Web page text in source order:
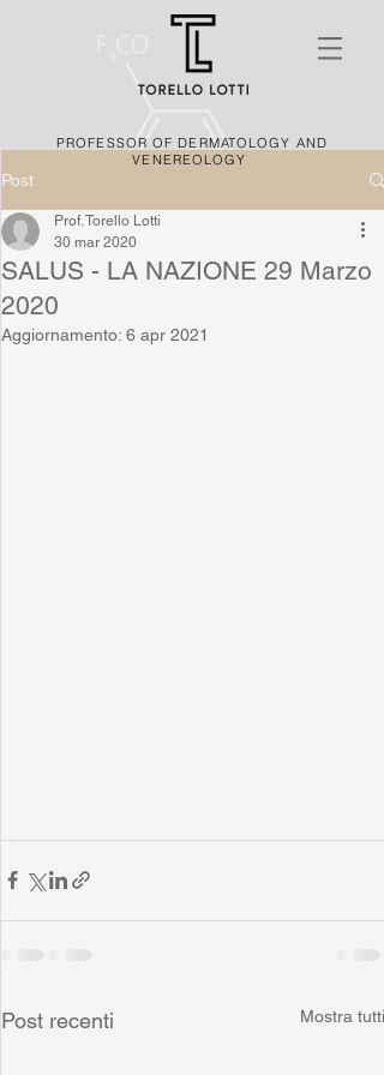
PROFESSOR OF DERMATOLOGY AND
VENEREOLOGY
Post
SALUS - LA NAZIONE 29 Marzo
2020
Prof. Torello Lotti
30 mar 2020
Aggiornamento: 6 apr 2021
Post recenti Mostra tutti